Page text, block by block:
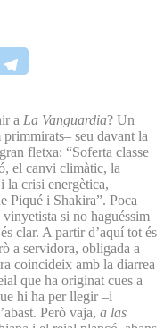
a La Vanguardia? Un
seu davant la
fletxa: “Soferta classe
el canvi climàtic, la
la crisi energètica,
Piqué i Shakira”. Poca
si no haguéssim
clar. A partir d’aquí tot és
a servidora, obligada a
coincideix amb la diarrea
que ha originat cues a
hi ha per llegir –i
Però vaja, a las